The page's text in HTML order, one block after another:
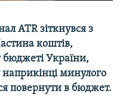
ATR зіткнувся з
коштів,
України,
минулого
повернути в бюджет.